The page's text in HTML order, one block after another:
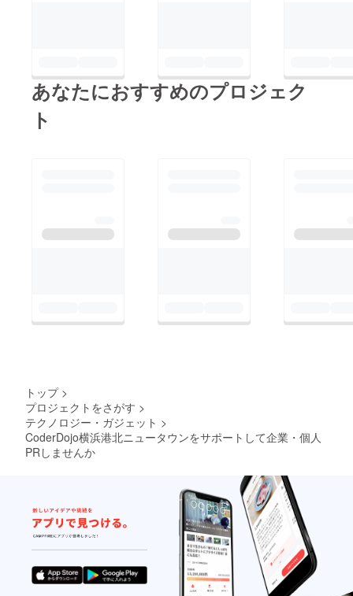
あなたにおすすめのプロジェク
ト
トップ >
プロジェクトをさがす >
テクノロジー・ガジェット >
CoderDojo横浜港北ニュータウンをサポートして企業・個人
PRしませんか